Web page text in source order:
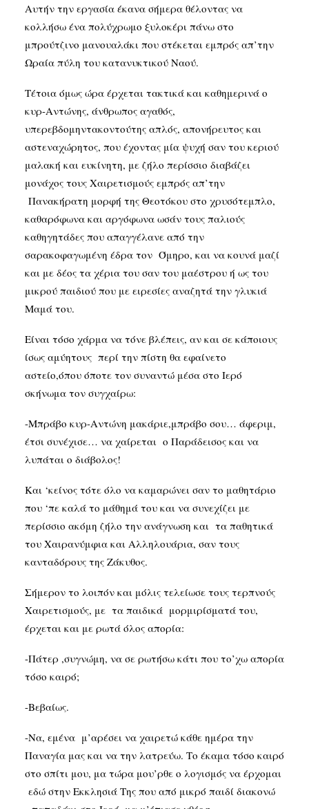
Αυτήν την εργασία έκανα σήμερα θέλοντας να
κολλήσω ένα πολύχρωμο ξυλοκέρι πάνω στο
μπρούτζινο μανουαλάκι που στέκεται εμπρός απ’την
Ωραία πύλη του κατανυκτικού Ναού.
Τέτοια όμως ώρα έρχεται τακτικά και καθημερινά ο
κυρ-Αντώνης, άνθρωπος αγαθός,
υπερεβδομηντακοντούτης απλός, απονήρευτος και
αστεναχώρητος, που έχοντας μία ψυχή σαν του κεριού
μαλακή και ευκίνητη, με ζήλο περίσσιο διαβάζει
μονάχος τους Χαιρετισμούς εμπρός απ’την
Πανακήρατη μορφή της Θεοτόκου στο χρυσότεμπλο,
καθαρόφωνα και αργόφωνα ωσάν τους παλιούς
καθηγητάδες που απαγγέλανε από την
σαρακοφαγωμένη έδρα τον Όμηρο, και να κουνά μαζί
και με δέος τα χέρια του σαν του μαέστρου ή ως του
μικρού παιδιού που με ειρεσίες αναζητά την γλυκιά
Μαμά του.
Είναι τόσο χάρμα να τόνε βλέπεις, αν και σε κάποιους
ίσως αμύητους περί την πίστη θα εφαίνετο
αστείο,όπου όποτε τον συναντώ μέσα στο Ιερό
σκήνωμα τον συγχαίρω:
-Μπράβο κυρ-Αντώνη μακάριε,μπράβο σου… άφεριμ,
έτσι συνέχισε… να χαίρεται ο Παράδεισος και να
λυπάται ο διάβολος!
Και ‘κείνος τότε όλο να καμαρώνει σαν το μαθητάριο
που ‘πε καλά το μάθημά του και να συνεχίζει με
περίσσιο ακόμη ζήλο την ανάγνωση και τα παθητικά
του Χαιρανύμφια και Αλληλουάρια, σαν τους
κανταδόρους της Ζάκυθος.
Σήμερον το λοιπόν και μόλις τελείωσε τους τερπνούς
Χαιρετισμούς, με τα παιδικά μορμιρίσματά του,
έρχεται και με ρωτά όλος απορία:
-Πάτερ ,συγνώμη, να σε ρωτήσω κάτι που το’χω απορία
τόσο καιρό;
-Βεβαίως.
-Να, εμένα μ’αρέσει να χαιρετώ κάθε ημέρα την
Παναγία μας και να την λατρεύω. Το έκαμα τόσο καιρό
στο σπίτι μου, μα τώρα μου’ρθε ο λογισμός να έρχομαι
εδώ στην Εκκλησιά Της που από μικρό παιδί διακονώ